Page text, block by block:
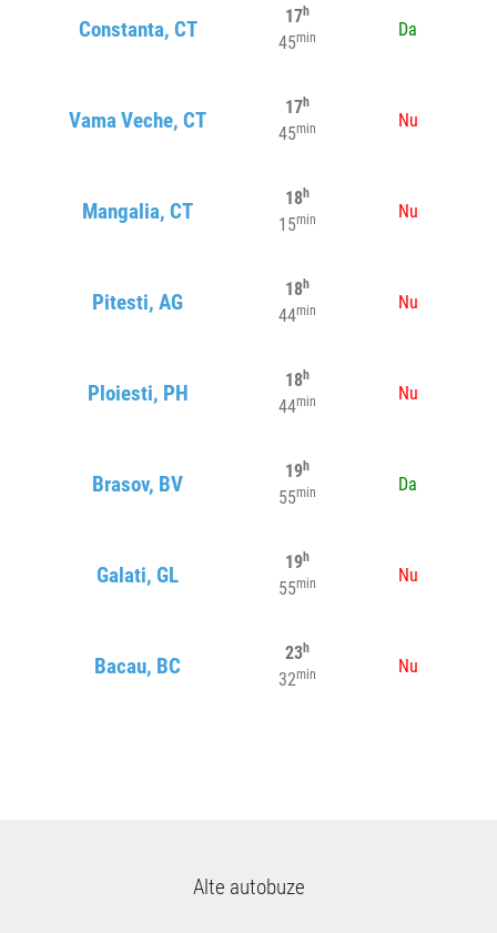
Constanta, CT
17h
45min Da
Vama Veche, CT
17h
45min Nu
Mangalia, CT
18h
15min Nu
Pitesti, AG
18h
44min Nu
Ploiesti, PH
18h
44min Nu
Brasov, BV
19h
55min Da
Galati, GL
19h
55min Nu
Bacau, BC
23h
32min Nu
Alte autobuze